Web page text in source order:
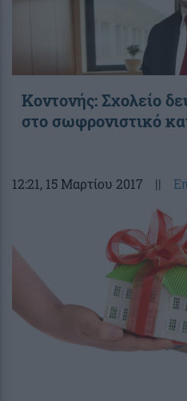
Κοντονής: Σχολείο
στο σωφρονιστικό
12:21, 15 Μαρτίου 2017 ||